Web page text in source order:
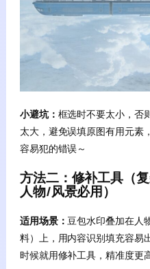
小避坑： 框选时不要太小，否
太大，避免误填原图有用元素
容易犯的错误～
方法二：修补工具（
人物/风景必用）
适用场景：豆包水印叠加在人
料）上，用内容识别填充容易
时候就用修补工具，精准度更